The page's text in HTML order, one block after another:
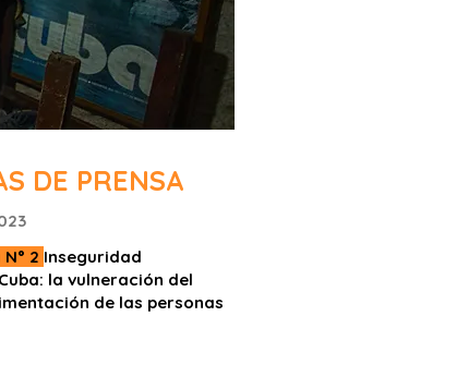
DE PRENSA
2 Inseguridad
la vulneración del
de las personas